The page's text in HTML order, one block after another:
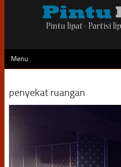
Menu
penyekat ruangan